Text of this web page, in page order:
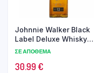
Johnnie Walker Black
Label Deluxe Whisky
700ml
ΣΕ ΑΠΌΘΕΜΑ
30.99 €